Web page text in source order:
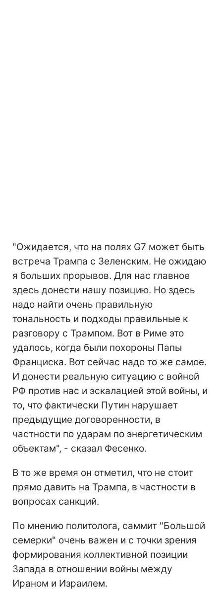
"Ожидается, что на полях G7 может быть
встреча Трампа с Зеленским. Не ожидаю
я больших прорывов. Для нас главное
здесь донести нашу позицию. Но здесь
надо найти очень правильную
тональность и подходы правильные к
разговору с Трампом. Вот в Риме это
удалось, когда были похороны Папы
Франциска. Вот сейчас надо то же самое.
И донести реальную ситуацию с войной
РФ против нас и эскалацией этой войны, и
то, что фактически Путин нарушает
предыдущие договоренности, в
частности по ударам по энергетическим
объектам", - сказал Фесенко.
В то же время он отметил, что не стоит
прямо давить на Трампа, в частности в
вопросах санкций.
По мнению политолога, саммит "Большой
семерки" очень важен и с точки зрения
формирования коллективной позиции
Запада в отношении войны между
Ираном и Израилем.